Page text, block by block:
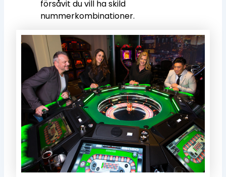
försåvit du vill ha skild
nummerkombinationer.